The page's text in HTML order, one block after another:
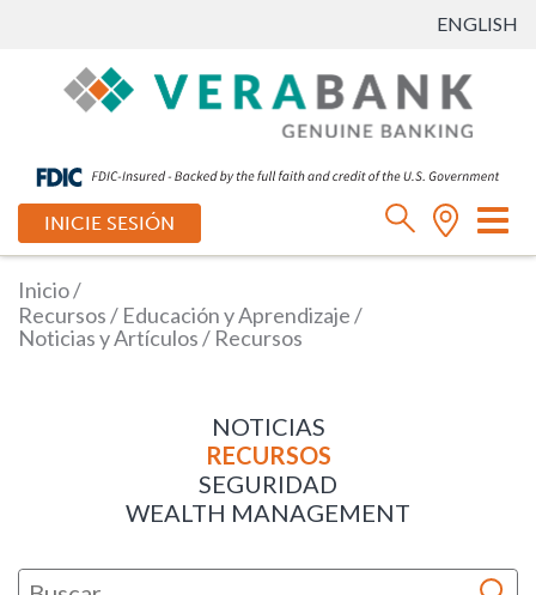
ENGLISH
INICIE SESIÓN
Inicio/
Recursos/ Educación y Aprendizaje/
Noticias y Artículos/ Recursos
NOTICIAS
RECURSOS
SEGURIDAD
WEALTH MANAGEMENT